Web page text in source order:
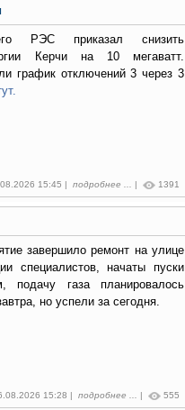
РЭС приказал снизить
Керчи на 10 мегаватт.
график отключений 3 через 3
15:45 | подробнее ... | 1391
завершило ремонт на улице
специалистов, начаты пуски
газа планировалось
но успели за сегодня.
15:28 | подробнее ... | 555